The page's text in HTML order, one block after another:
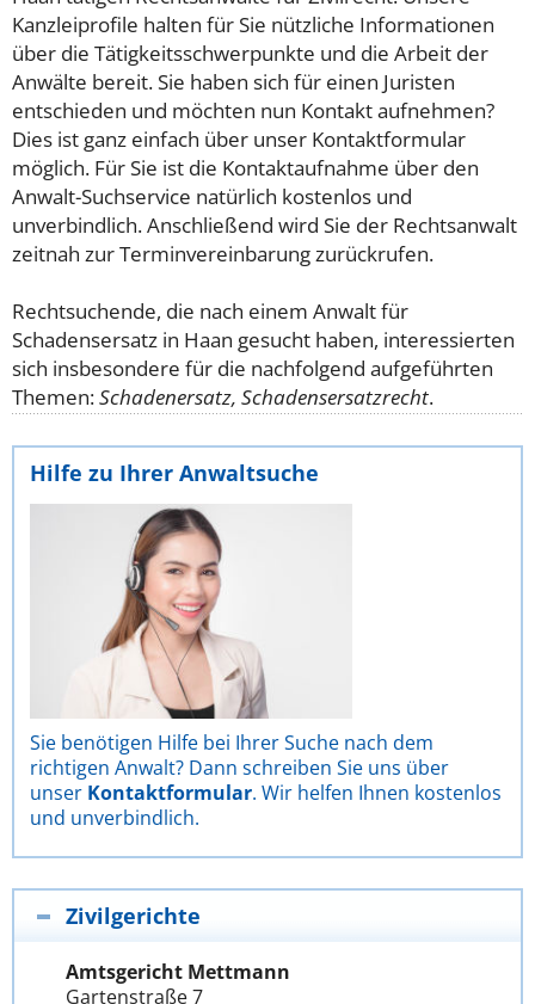
Kanzleiprofile halten für Sie nützliche Informationen
über die Tätigkeitsschwerpunkte und die Arbeit der
Anwälte bereit. Sie haben sich für einen Juristen
entschieden und möchten nun Kontakt aufnehmen?
Dies ist ganz einfach über unser Kontaktformular
möglich. Für Sie ist die Kontaktaufnahme über den
Anwalt-Suchservice natürlich kostenlos und
unverbindlich. Anschließend wird Sie der Rechtsanwalt
zeitnah zur Terminvereinbarung zurückrufen.
Rechtsuchende, die nach einem Anwalt für
Schadensersatz in Haan gesucht haben, interessierten
sich insbesondere für die nachfolgend aufgeführten
Themen:Schadenersatz, Schadensersatzrecht.
Hilfe zu Ihrer Anwaltsuche
Sie benötigen Hilfe bei Ihrer Suche nach dem
richtigen Anwalt? Dann schreiben Sie uns über
unser Kontaktformular. Wir helfen Ihnen kostenlos
und unverbindlich.
Zivilgerichte
Amtsgericht Mettmann
Gartenstraße 7